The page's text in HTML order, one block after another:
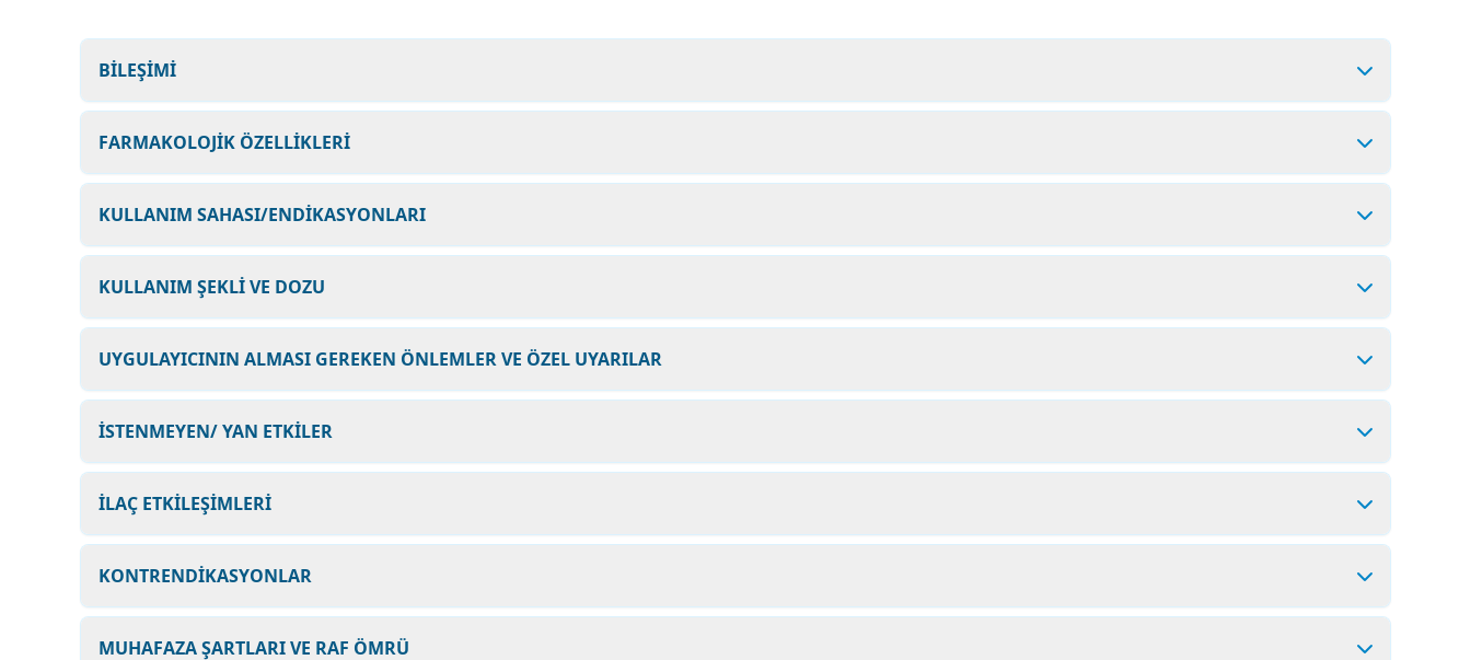
BİLEŞİMİ
FARMAKOLOJİK ÖZELLİKLERİ
KULLANIM SAHASI/ENDİKASYONLARI
KULLANIM ŞEKLİ VE DOZU
UYGULAYICININ ALMASI GEREKEN ÖNLEMLER VE ÖZEL UYARILAR
İSTENMEYEN/ YAN ETKİLER
İLAÇ ETKİLEŞİMLERİ
KONTRENDİKASYONLAR
MUHAFAZA ŞARTLARI VE RAF ÖMRÜ